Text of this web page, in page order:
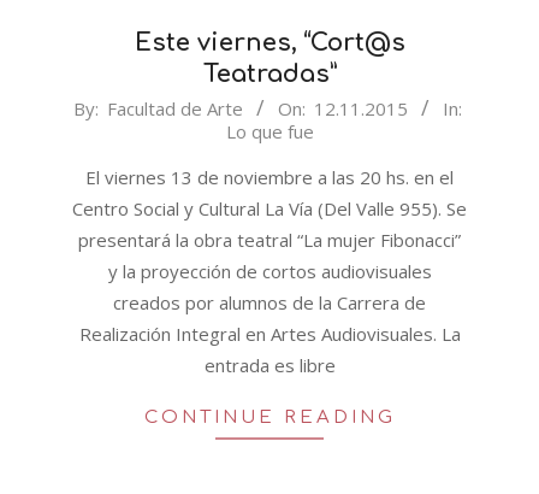
Este viernes, “Cort@s
Teatradas”
2015-
12
By: Facultad de Arte On: 12.11.2015
In:
Lo que fue
El viernes 13 de noviembre a las 20 hs. en el
Centro Social y Cultural La Vía (Del Valle 955). Se
presentará la obra teatral “La mujer Fibonacci”
y la proyección de cortos audiovisuales
creados por alumnos de la Carrera de
Realización Integral en Artes Audiovisuales. La
entrada es libre
CONTINUE READING